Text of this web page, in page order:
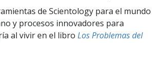
de Scientology para el mundo
y procesos innovadores para
al vivir en el libro Los Problemas del